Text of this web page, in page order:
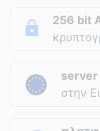
256 bit
server
στην